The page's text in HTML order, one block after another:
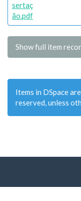
sertaç
ão.pdf
Show full item
Items in DSpace
reserved, unless